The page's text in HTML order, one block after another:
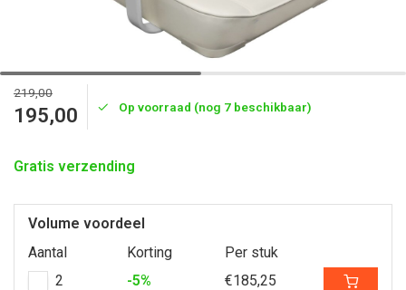
219,00
195,00 Op voorraad (nog 7 beschikbaar)
Gratis verzending
Volume voordeel
Aantal
Korting
Per stuk
2
-5% €185,25